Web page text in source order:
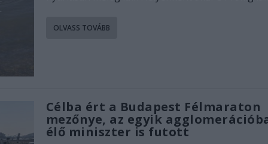
OLVASS TOVÁBB
Célba ért a Budapest Félmaraton
mezőnye, az egyik
élő miniszter is futott